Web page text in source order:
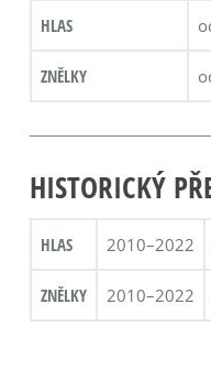
HLAS
ZNĚLKY
HISTORICKÝ
HLAS 2010–2022
ZNĚLKY 2010–2022